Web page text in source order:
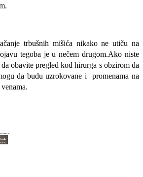
trbušnih mišića nikako ne utiču na
tegoba je u nečem drugom.Ako niste
obavite pregled kod hirurga s obzirom da
da budu uzrokovane i promenama na